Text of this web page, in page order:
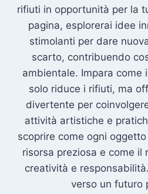
rifiuti in opportunità per la
pagina, esplorerai idee
stimolanti per dare
scarto, contribuendo
ambientale. Impara come
solo riduce i rifiuti, ma
divertente per
attività artistiche e
scoprire come ogni
risorsa preziosa e come il
creatività e
verso un futuro